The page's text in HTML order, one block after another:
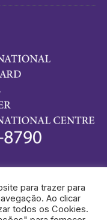
para trazer para
Ao clicar
todos os Cookies.